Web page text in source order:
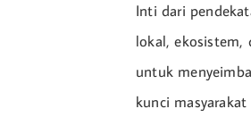
Inti dari
lokal, ekosistem,
untuk
kunci